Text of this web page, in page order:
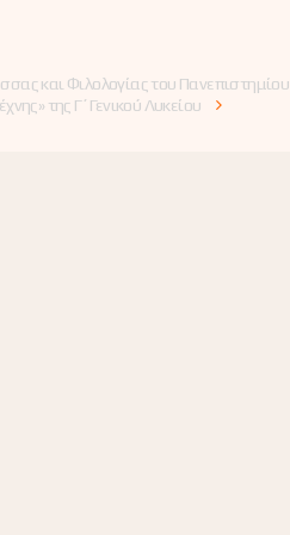
και Φιλολογίας του Πανεπιστημίου
της Γ΄ Γενικού Λυκείου